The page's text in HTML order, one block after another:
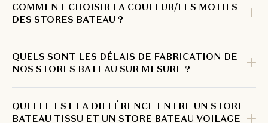
COMMENT CHOISIR LA COULEUR/LES MOTIFS
DES STORES BATEAU ?
QUELS SONT LES DÉLAIS DE FABRICATION DE
NOS STORES BATEAU SUR MESURE ?
QUELLE EST LA DIFFÉRENCE ENTRE UN STORE
BATEAU TISSU ET UN STORE BATEAU VOILAGE